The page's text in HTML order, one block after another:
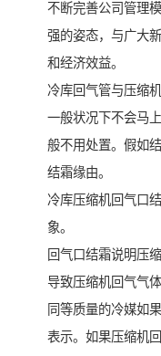
不断完善公司管理
强的姿态，与广大
和经济效益。
冷库回气管与压缩
一般状况下不会马
般不用处置。假如
结霜缘由。
冷库压缩机回气口
象。
回气口结霜说明压
导致压缩机回气气
同等质量的冷媒如
表示。如果压缩机